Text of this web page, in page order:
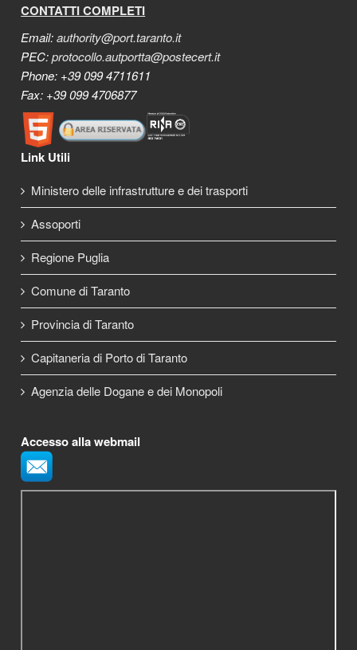
CONTATTI COMPLETI
Email:authority@port.taranto.it
PEC:protocollo.autportta@postecert.it
Phone: +39 099 4711611
Fax: +39 099 4706877
Link Utili
Ministero delle infrastrutture e dei trasporti
Assoporti
Regione Puglia
Comune di Taranto
Provincia di Taranto
Capitaneria di Porto di Taranto
Agenzia delle Dogane e dei Monopoli
Accesso alla webmail